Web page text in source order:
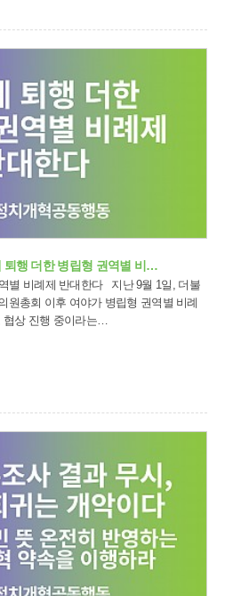
퇴행 더한 병립형 권역별 비…
원총회 이후 여야가 병립형 권역별 비례
협상 진행 중이라는…